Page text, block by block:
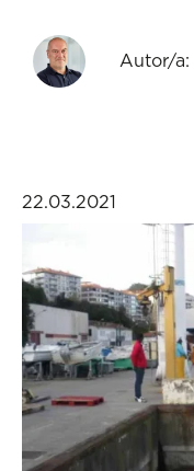
Autor/a:
22.03.2021